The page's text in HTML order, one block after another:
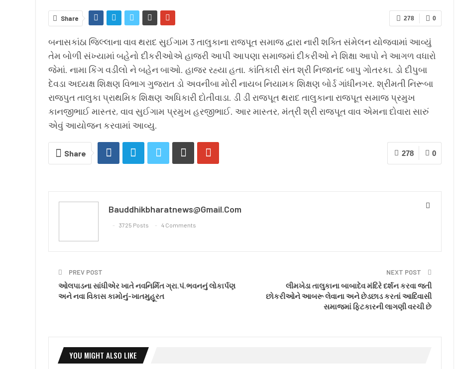
0
278
Share
બનાસકાંઠા જિલ્લાના વાવ થરાદ સુઈગામ 3 તાલુકાના રાજપૂત સમાજ દ્વારા નારી શક્તિ સંમેલન યોજવામાં આવ્યું
તેમ બોળી સંખ્યામાં બહેનો દીકરીઓએ હાજરી આપી આપણા સમાજમાં દીકરીઓ ને શિક્ષા આપો ને આગળ વધારો
જેમાં. નામા કિંગ વડીલો ને બહેન બાઓ. હાજર રહ્યા હતા. કાંતિકારી સંત શ્રી નિજાનંદ બાપુ ગોતરકા. ડો દીપુબા
દેવડા અધ્યક્ષ શિક્ષણ વિભાગ ગુજરાત ડો અવનીબા મોરી નાયબ નિયામક શિક્ષણ બોર્ડ ગાંધીનગર. શ્રીમતી નિરૂબા
રાજપુત તાલુકા પ્રાથમિક શિક્ષણ અધિકારી દોતીવાડા. ડી ડી રાજપૂત થરાદ તાલુકાના રાજપૂત સમાજ પ્રમુખ
કાનજીભાઈ માસ્તર, વાવ સુઈગામ પ્રમુખ હરજીભાઈ. આર માસ્તર, મંત્રી શ્રી રાજપૂત વાવ એમના દોવારા સારું
એવું આયોજન કરવામાં આવ્યુ.
0
278
Share
Bauddhikbharatnews@gmail.com
3725 Posts 4 Comments
PREV POST
ઓલપાડના સાંધીએર ખાતે નવનિર્મિત ગ્રા.પં.ભવનનું લોકાર્પણ
અને નવા વિકાસ કામોનું-ખાતમુહૂરત
NEXT POST
લીમખેડા તાલુકાના બાબાદેવ મંદિરે દર્શન કરવા જતી
છોકરીઓને આબરૂ લેવાના અને છેડછાડ કરતાં આદિવાસી
સમાજમાં ફિટકારની લાગણી વરચી છે
YOU MIGHT ALSO LIKE